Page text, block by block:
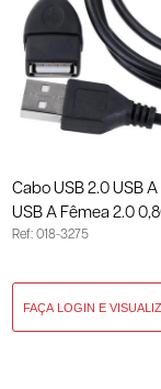
Cabo USB 2.0 USB
USB A Fêmea 2.0
018-3275
Ref: 018-3275